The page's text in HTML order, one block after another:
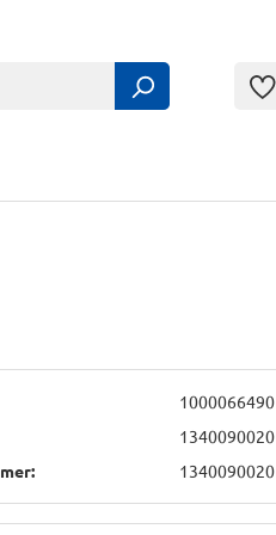
1000066490
1340090020
1340090020